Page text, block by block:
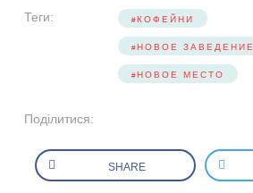
Теги: КОФЕЙНИ
НОВОЕ ЗАВЕДЕНИЕ
НОВОЕ МЕСТО
Поділитися:
SHARE